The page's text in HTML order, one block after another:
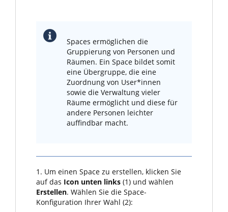
Spaces ermöglichen die
Gruppierung von Personen und
Räumen. Ein Space bildet somit
eine Übergruppe, die eine
Zuordnung von User*innen
sowie die Verwaltung vieler
Räume ermöglicht und diese für
andere Personen leichter
auffindbar macht.
1. Um einen Space zu erstellen, klicken Sie
auf das Icon unten links (1) und wählen
Erstellen. Wählen Sie die Space-
Konfiguration Ihrer Wahl (2):